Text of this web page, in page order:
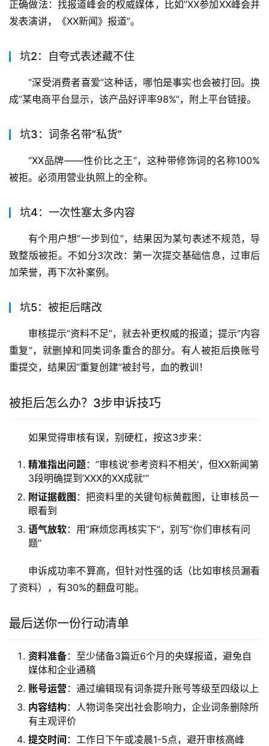
正确做法：找报道峰会的权威媒体，比如”XX参加XX峰会并
发表演讲，《XX新闻》报道”。
坑2：自夸式表述藏不住
“深受消费者喜爱”这种话，哪怕是事实也会被打回。换
成”某电商平台显示，该产品好评率98%”，附上平台链接。
坑3：词条名带”私货”
“XX品牌——性价比之王”，这种带修饰词的名称100%
被拒。必须用营业执照上的全称。
坑4：一次性塞太多内容
有个用户想”一步到位”，结果因为某句表述不规范，导
致整版被拒。不如分3次改：第一次提交基础信息，过审后
加荣誉，再下次补案例。
坑5：被拒后瞎改
审核提示”资料不足”，就去补更权威的报道；提示”内容
重复”，就删掉和同类词条重合的部分。有人被拒后换账号
重提交，结果因”重复创建”被封号，血的教训！
被拒后怎么办？3步申诉技巧
如果觉得审核有误，别硬杠，按这3步来：
精准指出问题：”审核说’参考资料不相关’，但XX新闻第
3段明确提到’XXX的XX成就'”
附证据截图 ：把资料里的关键句标黄截图，让审核员一
眼看到
语气放软：用”麻烦您再核实下”，别写”你们审核有问
题”
申诉成功率不算高，但针对性强的话（比如审核员漏看
了资料），有30%的翻盘可能。
最后送你一份行动清单
资料准备：至少储备3篇近6个月的央媒报道，避免自
媒体和企业通稿
账号运营：通过编辑现有词条提升账号等级至四级以上
内容结构：人物词条突出社会影响力，企业词条删除所
有主观评价
提交时间 ：工作日下午或凌晨1-5点，避开审核高峰